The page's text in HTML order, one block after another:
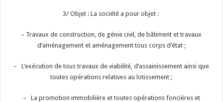
3/ Objet : La société a pour objet :
– Travaux de construction, de génie civil, de bâtiment et travaux
d’aménagement et aménagement tous corps d’état ;
– L’exécution de tous travaux de viabilité, d’assainissement ainsi que
toutes opérations relatives au lotissement ;
– La promotion immobilière et toutes opérations foncières et